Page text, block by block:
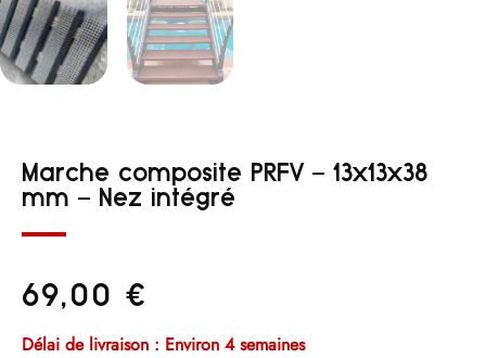
Marche composite PRFV – 13x13x38
mm – Nez intégré
69,00 €
Délai de livraison : Environ 4 semaines